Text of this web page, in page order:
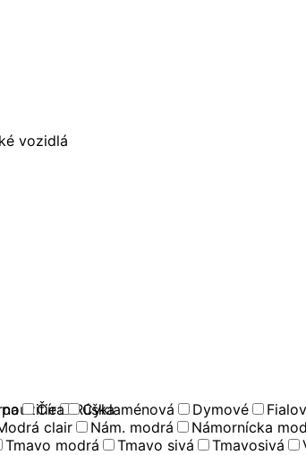
vozidlá
Rúška
Číra Cyklaménová Dymové
clair Nám. modrá Námornícka
Tmavo modrá Tmavo sivá Tmavosivá